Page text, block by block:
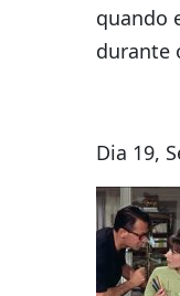
quando
durante
Dia 19,